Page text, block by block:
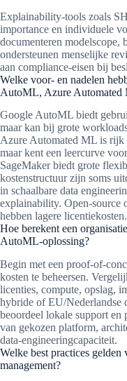
Explainability-tools zoals
importance en individuele
documenteren modelscope,
ondersteunen menselijke
aan compliance-eisen bij
Welke voor- en nadelen
AutoML, Azure Automated
Google AutoML biedt
maar kan bij grote
Azure Automated ML is rijk
maar kent een leercurve
SageMaker biedt grote
kostenstructuur zijn soms
in schaalbare data
explainability. Open-source
hebben lagere licentiekosten.
Hoe berekent een
AutoML‑oplossing?
Begin met een proof-of-
kosten te beheersen.
licenties, compute, opslag,
hybride of EU/Nederlandse
beoordeel lokale support en
van gekozen platform,
data‑engineeringcapaciteit.
Welke best practices
management?